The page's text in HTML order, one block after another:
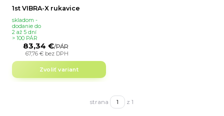
1st VIBRA-X rukavice
83,34 €/PÁR
67,76 € bez DPH
skladom -
dodanie do
2 až 5 dní
> 100 PÁR
Zvoliť variant
strana z 1